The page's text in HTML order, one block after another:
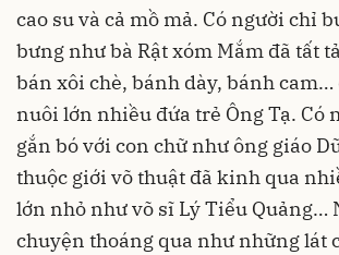
cao su và cả mồ mả. Có người chỉ
bưng như bà Rật xóm Mắm đã tất
bán xôi chè, bánh dày, bánh cam…
nuôi lớn nhiều đứa trẻ Ông Tạ. Có
gắn bó với con chữ như ông giáo
thuộc giới võ thuật đã kinh qua
lớn nhỏ như võ sĩ Lý Tiểu Quảng…
chuyện thoáng qua như những lát